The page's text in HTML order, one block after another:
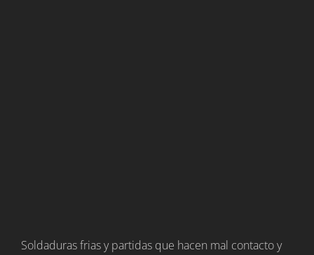
Soldaduras frias y partidas que hacen mal contacto y